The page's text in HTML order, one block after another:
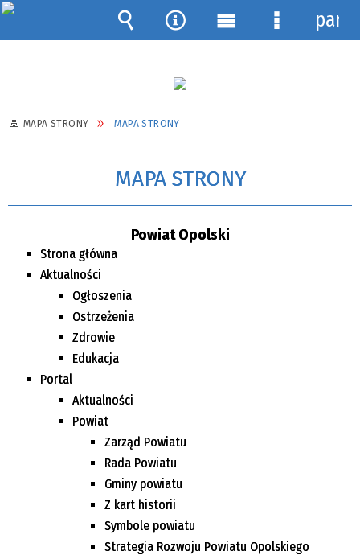
MAPA STRONY MAPA STRONY
MAPA STRONY
Powiat Opolski
Strona główna
Aktualności
Ogłoszenia
Ostrzeżenia
Zdrowie
Edukacja
Portal
Aktualności
Powiat
Zarząd Powiatu
Rada Powiatu
Gminy powiatu
Z kart historii
Symbole powiatu
Strategia Rozwoju Powiatu Opolskiego
Wyszukiwarka
Narzędzia
Menu Menu
panel